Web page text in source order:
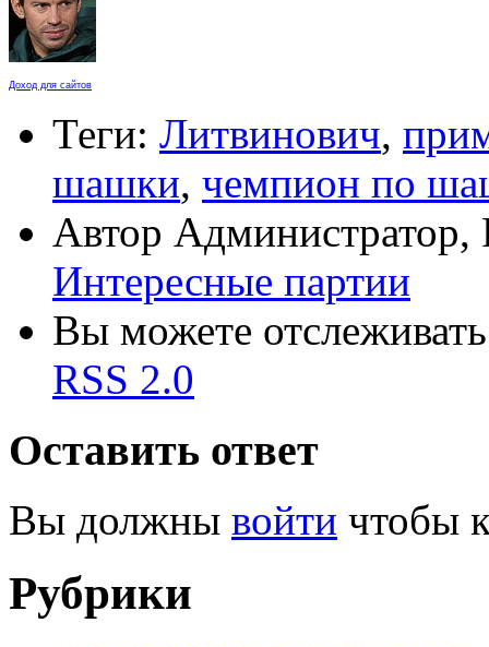
Доход для сайтов
Теги: Литвинович,
шашки, чемпион по
Автор
Интересные партии
Вы можете отслеживать
RSS 2.0
Оставить ответ
Вы должны войти чтобы
Рубрики